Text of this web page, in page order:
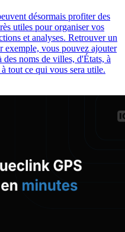
désormais profiter des
utiles pour organiser vos
et analyses. Retrouver un
exemple, vous pouvez ajouter
des noms de villes, d'États, à
tout ce qui vous sera utile.